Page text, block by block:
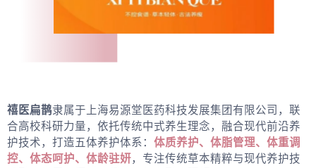
禧医扁鹊隶属于上海易源堂医药科技发展集团有限公司，联
合高校科研力量，依托传统中式养生理念，融合现代前沿养
护技术，打造五体养护体系： 体质养护、体脂管理、体重调
控、体态呵护、体龄驻妍，专注传统草本精粹与现代养护技